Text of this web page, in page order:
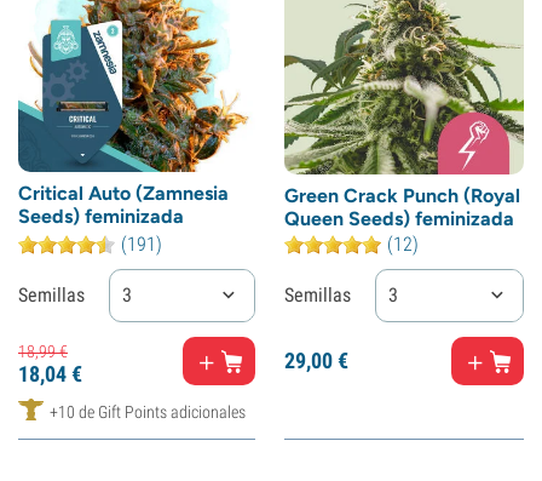
Critical Auto (Zamnesia
Seeds) feminizada
(191)
Semillas 3
18,99€
18,04€
+10 de Gift Points adicionales
Green Crack Punch (Royal
Queen Seeds) feminizada
(12)
Semillas 3
29,00€